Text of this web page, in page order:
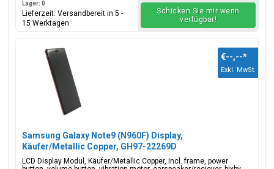
Lager: 0
Lieferzeit: Versandbereit in 5 -
15 Werktagen
Schicken Sie mir wenn
verfügbar!
Samsung Galaxy Note9 (N960F) Display,
Käufer/Metallic Copper, GH97-22269D
LCD Display Modul, Käufer/Metallic Copper, Incl. frame, power
€--,--*
Exkl. MwSt.